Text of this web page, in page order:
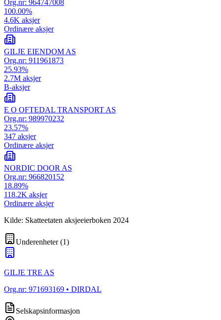
Org.nr: 964747008
100.00%
4.6K aksjer
Ordinære aksjer
GILJE EIENDOM AS
Org.nr: 911961873
25.93%
2.7M aksjer
B-aksjer
E O OFTEDAL TRANSPORT AS
Org.nr: 989970232
23.57%
347 aksjer
Ordinære aksjer
NORDIC DOOR AS
Org.nr: 966820152
18.89%
118.2K aksjer
Ordinære aksjer
Kilde: Skatteetaten aksjeeierboken 2024
Underenheter(1)
GILJE TRE AS
Org.nr: 971693169 • DIRDAL
Selskapsinformasjon